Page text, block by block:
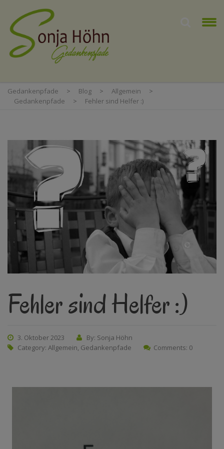
Gedankenpfade > Blog > Allgemein
>
Gedankenpfade
> Fehler sind Helfer :)
Fehler sind Helfer :)
3. Oktober 2023
By: Sonja Höhn
Category: Allgemein, Gedankenpfade Comments: 0